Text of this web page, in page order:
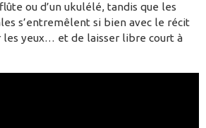
ou d’un ukulélé, tandis que les
s’entremêlent si bien avec le récit
les yeux… et de laisser libre court à